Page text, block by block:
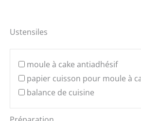
Ustensiles
moule à cake antiadhésif
papier cuisson pour moule à
balance de cuisine